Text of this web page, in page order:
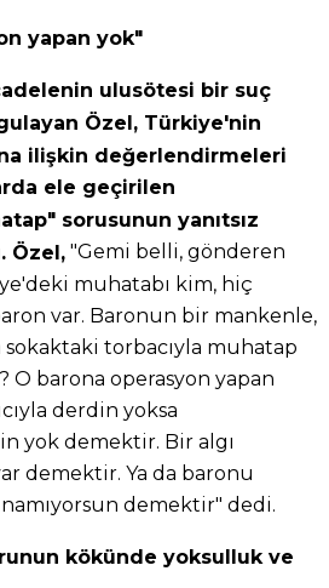
yapan yok"
ulusötesi bir suç
Özel, Türkiye'nin
ilişkin değerlendirmeleri
ele geçirilen
sorusunun yanıtsız
Özel, "Gemi belli, gönderen
muhatabı kim, hiç
var. Baronun bir mankenle,
sokaktaki torbacıyla muhatap
O barona operasyon yapan
derdin yoksa
yok demektir. Bir algı
demektir. Ya da baronu
demektir" dedi.
kökünde yoksulluk ve